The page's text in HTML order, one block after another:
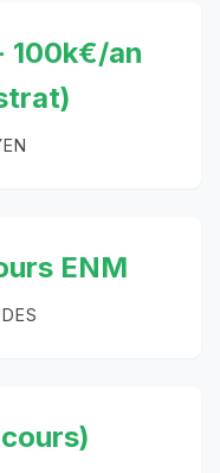
100k€/an
ENM